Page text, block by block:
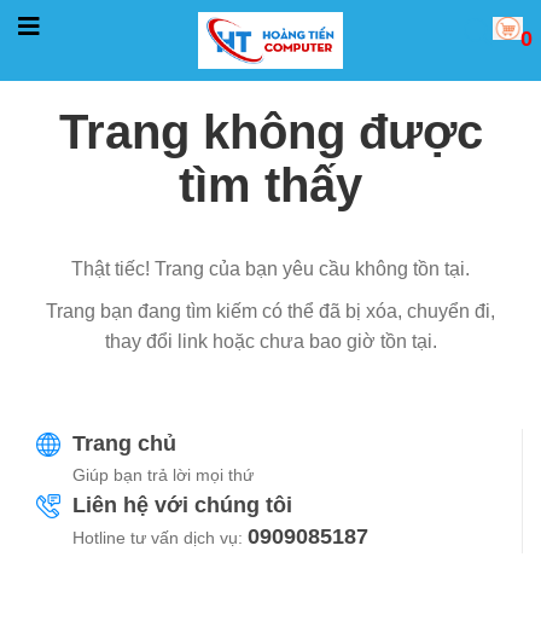
0
Trang không được
tìm thấy
Thật tiếc! Trang của bạn yêu cầu không tồn tại.
Trang bạn đang tìm kiếm có thể đã bị xóa, chuyển đi,
thay đổi link hoặc chưa bao giờ tồn tại.
Trang chủ
Giúp bạn trả lời mọi thứ
Liên hệ với chúng tôi
Hotline tư vấn dịch vụ: 0909085187